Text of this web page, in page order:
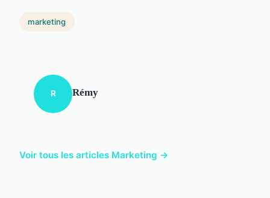
marketing
R Rémy
Voir tous les articles Marketing →